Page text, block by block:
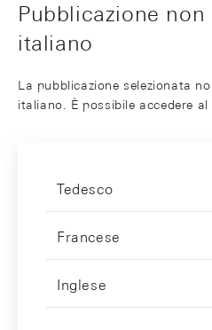
Pubblicazione
italiano
La pubblicazione selezionata
italiano. È possibile accedere
Tedesco
Francese
Inglese